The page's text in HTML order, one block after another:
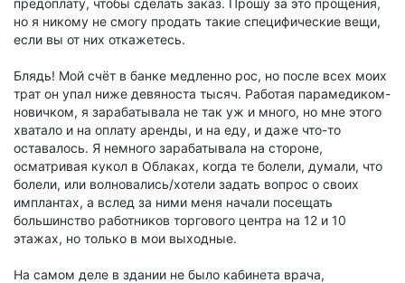
но я никому не смогу продать такие специфические вещи,
если вы от них откажетесь.
Блядь! Мой счёт в банке медленно рос, но после всех моих
трат он упал ниже девяноста тысяч. Работая парамедиком-
новичком, я зарабатывала не так уж и много, но мне этого
хватало и на оплату аренды, и на еду, и даже что-то
оставалось. Я немного зарабатывала на стороне,
осматривая кукол в Облаках, когда те болели, думали, что
болели, или волновались/хотели задать вопрос о своих
имплантах, а вслед за ними меня начали посещать
большинство работников торгового центра на 12 и 10
этажах, но только в мои выходные.
На самом деле в здании не было кабинета врача,